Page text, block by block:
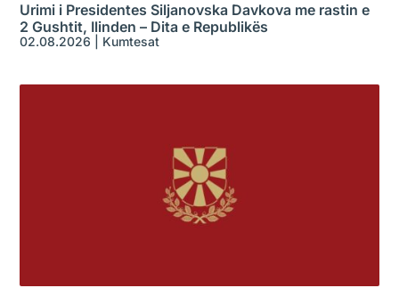
Urimi i Presidentes Siljanovska Davkova me rastin e
2 Gushtit, Ilinden – Dita e Republikës
02.08.2026 Kumtesat